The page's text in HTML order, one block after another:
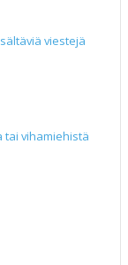
viestejä
tai vihamiehistä